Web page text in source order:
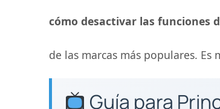
cómo desactivar las funciones
de las marcas más populares. Es
Guía para